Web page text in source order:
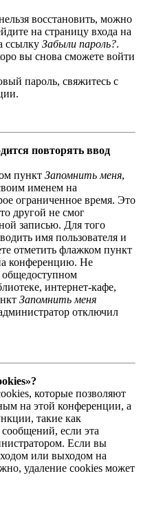
восстановить, можно
на страницу входа на
ссылку Забыли пароль?.
вы снова сможете войти
пароль, свяжитесь с
повторять ввод
пункт Запомнить меня,
именем на
ограниченное время. Это
другой не смог
записью. Для того
имя пользователя и
отметить флажком пункт
конференцию. Не
общедоступном
интернет-кафе,
Запомнить меня
отключил
которые позволяют
на этой конференции, а
такие как
если эта
Если вы
или выходом на
удаление cookies может